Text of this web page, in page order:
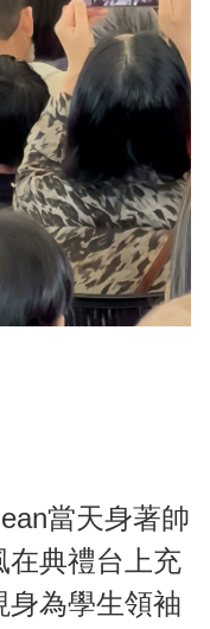
當天身著帥
在典禮台上充
身為學生領袖